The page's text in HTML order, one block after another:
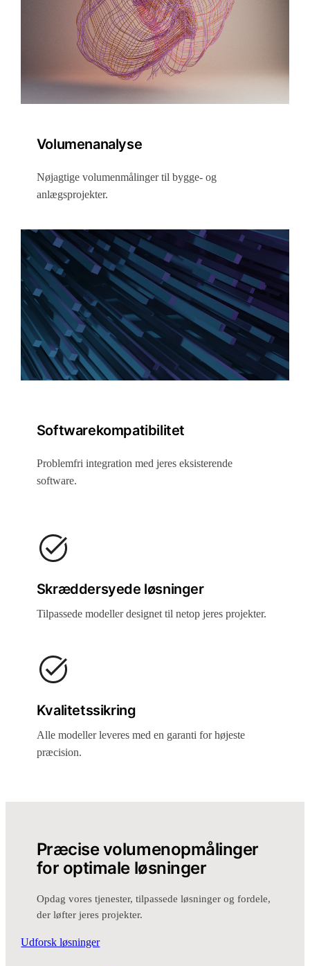
Volumenanalyse
Nøjagtige volumenmålinger til bygge- og
anlægsprojekter.
Softwarekompatibilitet
Problemfri integration med jeres eksisterende
software.
Skræddersyede løsninger
Tilpassede modeller designet til netop jeres projekter.
Kvalitetssikring
Alle modeller leveres med en garanti for højeste
præcision.
Præcise volumenopmålinger
for optimale løsninger
Opdag vores tjenester, tilpassede løsninger og fordele,
der løfter jeres projekter.
Udforsk løsninger